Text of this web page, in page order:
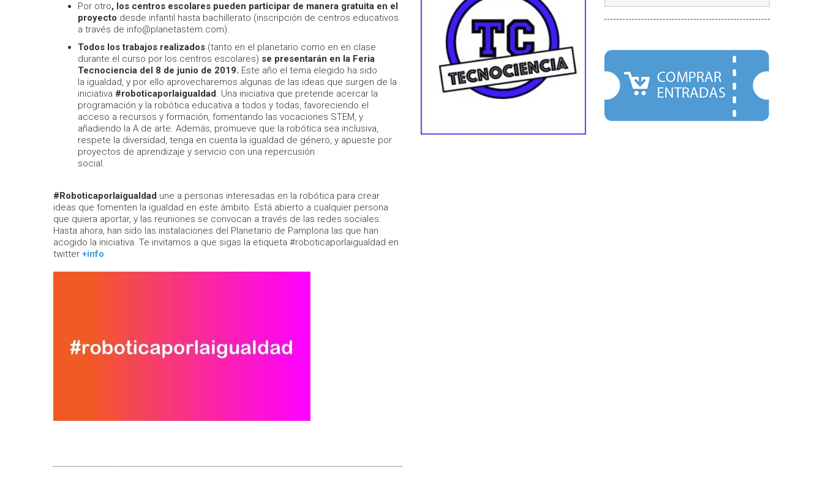
Por otro, los centros escolares pueden participar de manera gratuita en el
proyecto desde infantil hasta bachillerato (inscripción de centros educativos
a través de info@planetastem.com).
Todos los trabajos realizados (tanto en el planetario como en en clase
durante el curso por los centros escolares) se presentarán en la Feria
Tecnociencia del 8 de junio de 2019. Este año el tema elegido ha sido
la igualdad, y por ello aprovecharemos algunas de las ideas que surgen de la
iniciativa #roboticaporlaigualdad. Una iniciativa que pretende acercar la
programación y la robótica educativa a todos y todas, favoreciendo el
acceso a recursos y formación, fomentando las vocaciones STEM, y
añadiendo la A de arte. Además, promueve que la robótica sea inclusiva,
respete la diversidad, tenga en cuenta la igualdad de género, y apueste por
proyectos de aprendizaje y servicio con una repercusión
social.
#Roboticaporlaigualdad une a personas interesadas en la robótica para crear
ideas que fomenten la igualdad en este ámbito. Está abierto a cualquier persona
que quiera aportar, y las reuniones se convocan a través de las redes sociales.
Hasta ahora, han sido las instalaciones del Planetario de Pamplona las que han
acogido la iniciativa. Te invitamos a que sigas la etiqueta #roboticaporlaigualdad en
twitter +info